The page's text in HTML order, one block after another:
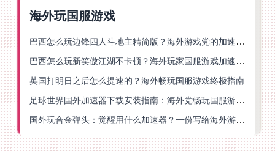
海外玩国服游戏
巴西怎么玩边锋四人斗地主精简版？海外游戏党的加速器终极选择
巴西怎么玩新笑傲江湖不卡顿？海外玩家国服游戏加速终极指南（附猫和老鼠一梦江湖实测）
英国打明日之后怎么提速的？海外畅玩国服游戏终极指南
足球世界国外加速器下载安装指南：海外党畅玩国服游戏的终极解决方案
国外玩合金弹头：觉醒用什么加速器？一份写给海外游子的畅玩指南